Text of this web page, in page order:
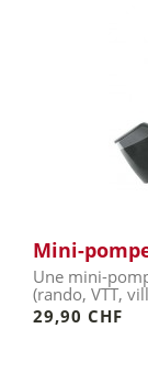
Mini-
Une mini-
(rando, VTT,
29,90 CHF